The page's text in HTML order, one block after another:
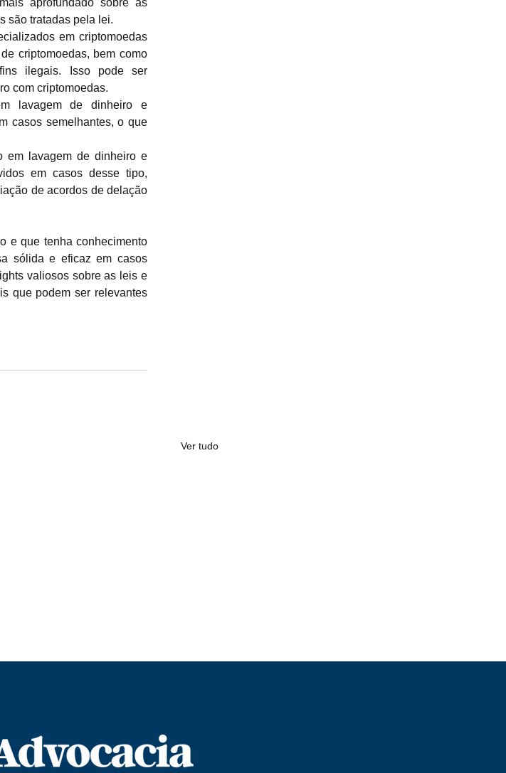
aprofundado sobre as
são tratadas pela lei.
em criptomoedas
criptomoedas, bem como
ilegais. Isso pode ser
com criptomoedas.
lavagem de dinheiro e
casos semelhantes, o que
em lavagem de dinheiro e
em casos desse tipo,
de acordos de delação
e que tenha conhecimento
sólida e eficaz em casos
valiosos sobre as leis e
que podem ser relevantes
Ver tudo